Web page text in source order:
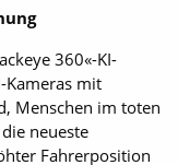
360«-KI-
Kameras mit
Menschen im toten
neueste
Fahrerposition